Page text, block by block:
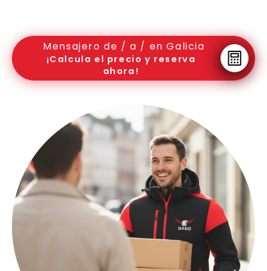
Mensajero de / a / en Galicia
¡Calcula el precio y reserva
ahora!